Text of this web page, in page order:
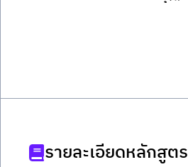
รายละเอียดหลักสูตร